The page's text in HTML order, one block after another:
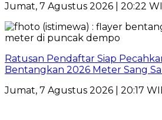
Jumat, 7 Agustus 2026 | 20:22
Ratusan Pendaftar Siap
Bentangkan 2026 Meter Sang
Jumat, 7 Agustus 2026 | 20:17